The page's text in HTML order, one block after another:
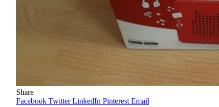
Share
Facebook Twitter LinkedIn Pinterest Email